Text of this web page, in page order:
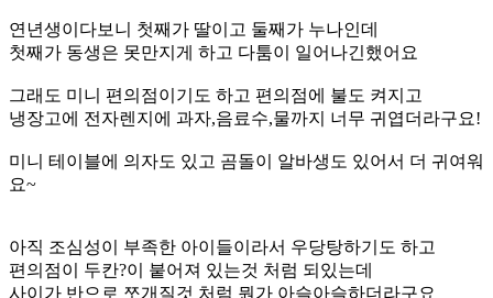
연년생이다보니 첫째가 딸이고 둘째가 누나인데
첫째가 동생은 못만지게 하고 다툼이 일어나긴했어요
그래도 미니 편의점이기도 하고 편의점에 불도 켜지고
냉장고에 전자렌지에 과자,음료수,물까지 너무 귀엽더라구요!
미니 테이블에 의자도 있고 곰돌이 알바생도 있어서 더 귀여워
요~
아직 조심성이 부족한 아이들이라서 우당탕하기도 하고
편의점이 두칸?이 붙어져 있는것 처럼 되있는데
사이가 반으로 쪼개질것 처럼 뭔가 아슬아슬하더라구요